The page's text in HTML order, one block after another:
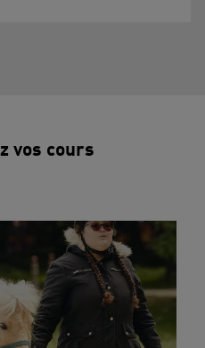
vos cours